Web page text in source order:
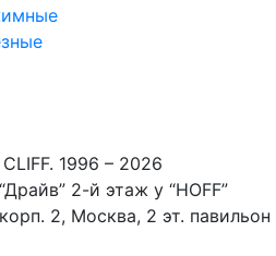
1996 – 2026
2-й этаж у “HOFF”
2, Москва, 2 эт. павильон